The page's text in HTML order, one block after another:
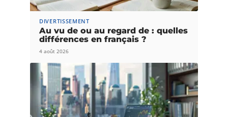
DIVERTISSEMENT
Au vu de ou au regard de : quelles
différences en français ?
4 août 2026